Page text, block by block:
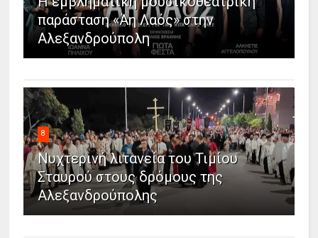
παράσταση «Άη Λαός» στην
Αλεξανδρούπολη
8
Νυχτερινή λιτανεία του Τιμίου
Σταυρού στους δρόμους της
Αλεξανδρούπολης